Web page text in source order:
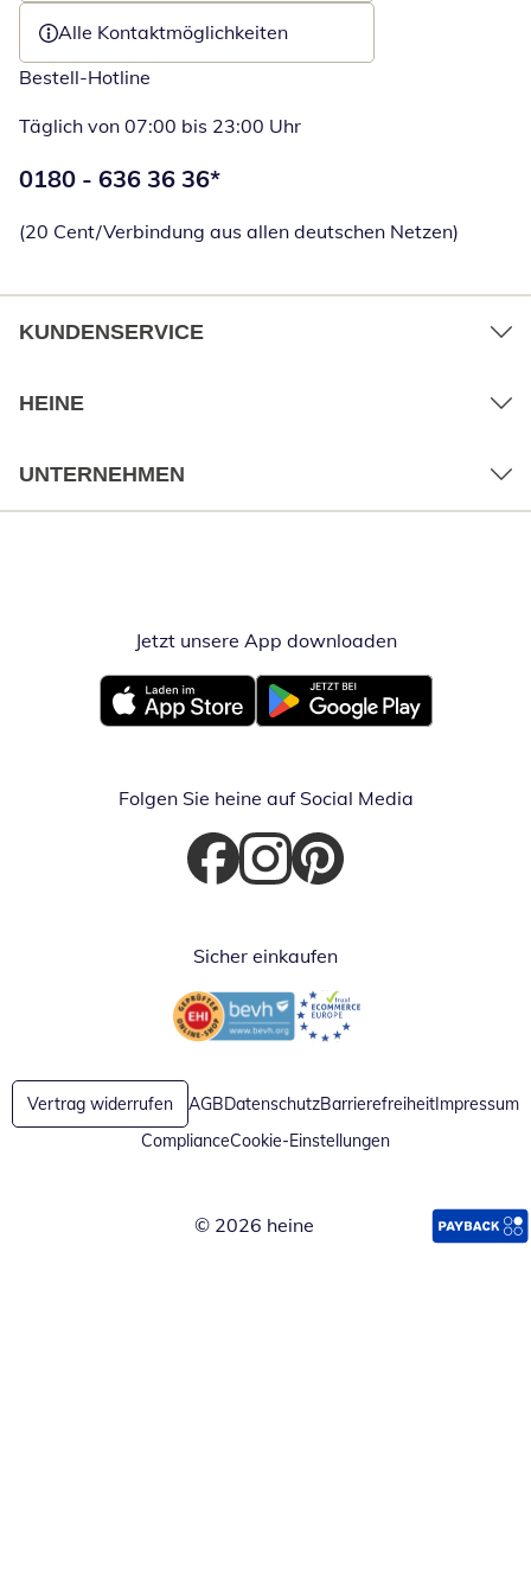
Alle Kontaktmöglichkeiten
Bestell-Hotline
Täglich von 07:00 bis 23:00 Uhr
Telefonnummer:
0180 - 636 36 36*
(20 Cent/Verbindung aus allen deutschen Netzen)
KUNDENSERVICE
HEINE
UNTERNEHMEN
Jetzt unsere App downloadenÖffnet in
Öffnet in neuem FensterÖffnet in neuem Fenster
Folgen Sie heine auf Social Media
Öffnet in neuem Fenster
Öffnet in neuem Fenster
Öffnet in neuem Fenster
Sicher einkaufen
Öffnet in neuem FensterÖffnet in neuem Fenster
Vertrag widerrufen AGBDatenschutzBarrierefreiheitImpressum
ComplianceCookie-Einstellungen
© 2026 heine